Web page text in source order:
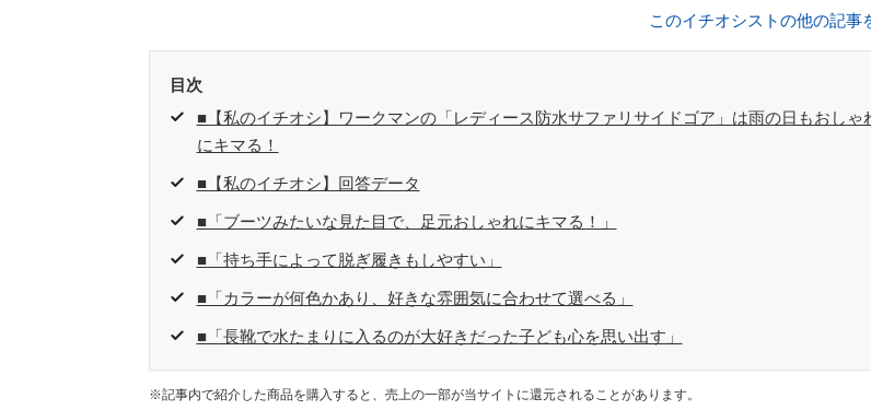
このイチオシストの他の記事
目次
■【私のイチオシ】ワークマンの「レディース防水サファリサイドゴア」は雨の日もおしゃ
にキマる！
■【私のイチオシ】回答データ
■「ブーツみたいな見た目で、足元おしゃれにキマる！」
■「持ち手によって脱ぎ履きもしやすい」
■「カラーが何色かあり、好きな雰囲気に合わせて選べる」
■「長靴で水たまりに入るのが大好きだった子ども心を思い出す」
※記事内で紹介した商品を購入すると、売上の一部が当サイトに還元されることがあります。